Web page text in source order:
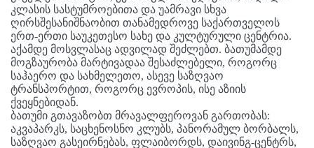
კლასის სასტუმროებითა და უამრავი სხვა
ღირსშესანიშნაობით თანამედროვე საქართველოს
ერთ-ერთი საუკეთესო სახე და კულტურული ცენტრია.
აქამდე მოსვლასაც ადვილად შეძლებთ. ბათუმამდე
მოგზაურობა მარტივადაა შესაძლებელი, როგორც
საჰაერო და სახმელეთო, ასევე საზღვაო
ტრანსპორტით, როგორც ევროპის, ისე აზიის
ქვეყნებიდან.
ბათუმი გთავაზობთ მრავალფეროვან გართობას:
აკვაპარკს, საცხენოსნო კლუბს, პანორამულ ბორბალს,
საზღვაო გასეირნებას, ფლაიბორდს, დაივინგ-ცენტრს,